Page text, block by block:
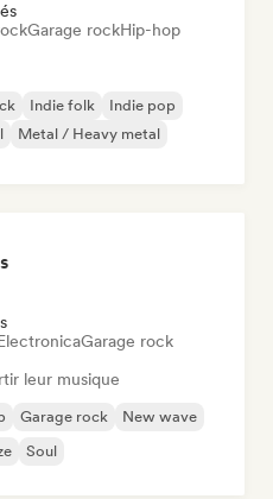
Garage rockHip-hop
Indie folk
Indie pop
Metal / Heavy metal
Garage rock
leur musique
Garage rock
New wave
Soul